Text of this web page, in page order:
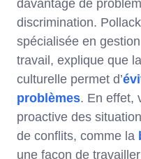
davantage de
discrimination.
spécialisée en
travail, explique que
culturelle permet d’
problèmes. En effet,
proactive des
de conflits, comme la
une façon de